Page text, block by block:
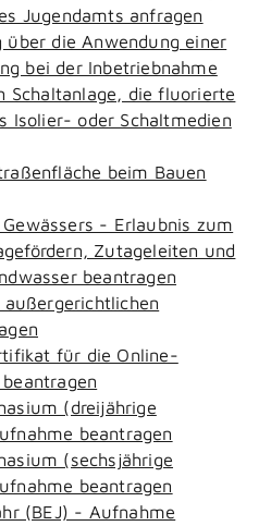
Jugendamts anfragen
über die Anwendung einer
bei der Inbetriebnahme
Schaltanlage, die fluorierte
Isolier- oder Schaltmedien
beim Bauen
- Erlaubnis zum
Zutageleiten und
beantragen
für die Online-
(dreijährige
beantragen
(sechsjährige
beantragen
(BEJ) - Aufnahme